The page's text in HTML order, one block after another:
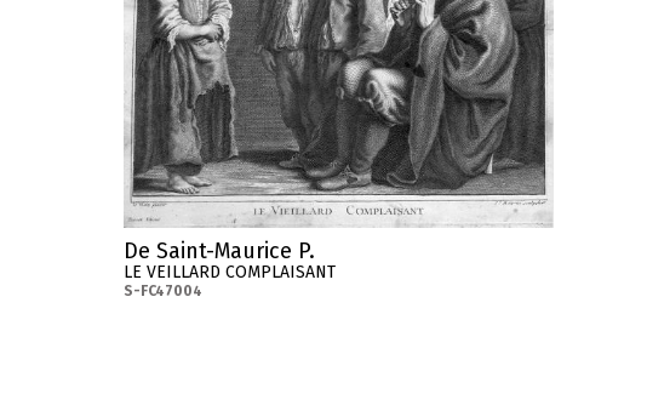
De Saint-Maurice P.
LE VEILLARD COMPLAISANT
S-FC47004